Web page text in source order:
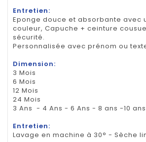
Entretien:
Eponge douce et absorbante avec
couleur, Capuche + ceinture
sécurité.
Personnalisée avec prénom ou
Dimension:
3 Mois
6 Mois
12 Mois
24 Mois
3 Ans - 4 Ans - 6 Ans - 8 ans -10 ans
Entretien:
Lavage en machine à 30° - Sèche